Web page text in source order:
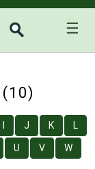
☰
J K L
U V W